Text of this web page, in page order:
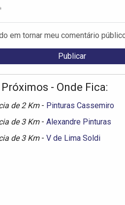
em tornar meu comentário
- Onde Fica:
de 2 Km - Pinturas Cassemiro
de 3 Km - Alexandre Pinturas
de 3 Km - V de Lima Soldi